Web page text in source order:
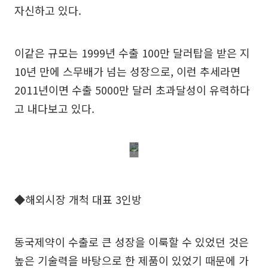
자신하고 있다.
이같은 규모는 1999년 수출 100만 달러탑을 받은 지
10년 만에 스무배가 넘는 성장으로, 이런 추세라면
2011년이면 수출 5000만 달러 초과달성이 유력하다
고 내다보고 있다.
◆해외시장 개척 대표 3인방
동국제약이 수출로 큰 성장을 이룩할 수 있었던 것은
높은 기술력을 바탕으로 한 제품이 있었기 때문에 가